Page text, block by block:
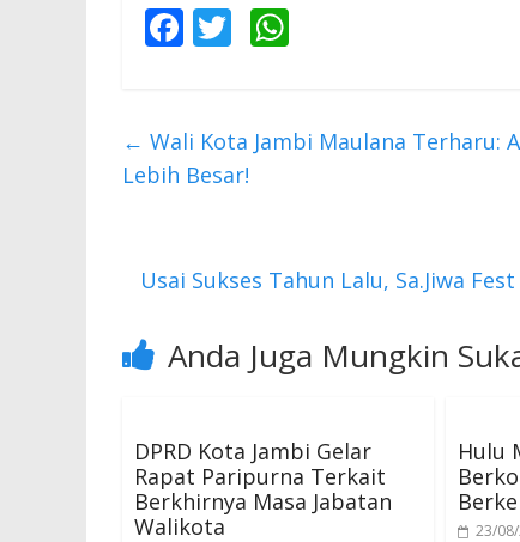
F
b
o
T
er s
← ​Wali Kota Jambi Maulana Terharu:
Lebih Besar!
Usai Sukses Tahun Lalu, Sa.Jiwa
Anda Juga Mungkin
DPRD Kota Jambi Gelar
Rapat Paripurna Terkait
Berkhirnya Masa Jabatan
Walikota
Hulu
23/